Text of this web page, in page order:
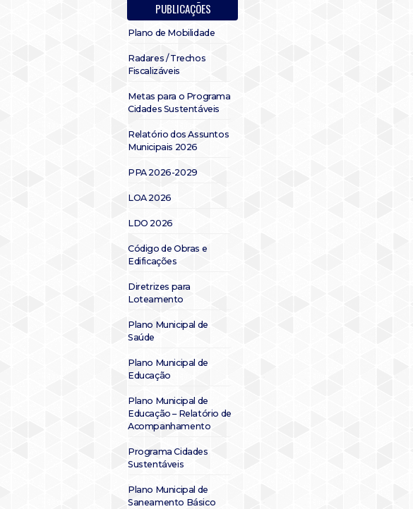
PUBLICAÇÕES
Plano de Mobilidade
Radares / Trechos
Fiscalizáveis
Metas para o Programa
Cidades Sustentáveis
Relatório dos Assuntos
Municipais 2026
PPA 2026-2029
LOA 2026
LDO 2026
Código de Obras e
Edificações
Diretrizes para
Loteamento
Plano Municipal de
Saúde
Plano Municipal de
Educação
Plano Municipal de
Educação – Relatório de
Acompanhamento
Programa Cidades
Sustentáveis
Plano Municipal de
Saneamento Básico